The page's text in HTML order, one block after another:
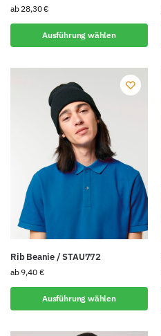
ab 28,30€
Ausführung wählen
Rib Beanie / STAU772
ab9,40 €
Ausführung wählen